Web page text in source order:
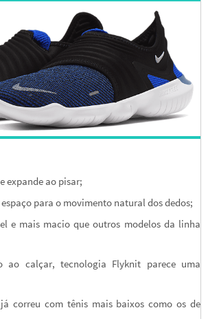
expande ao pisar;
para o movimento natural dos dedos;
e mais macio que outros modelos da linha
ao calçar, tecnologia Flyknit parece uma
correu com tênis mais baixos como os de